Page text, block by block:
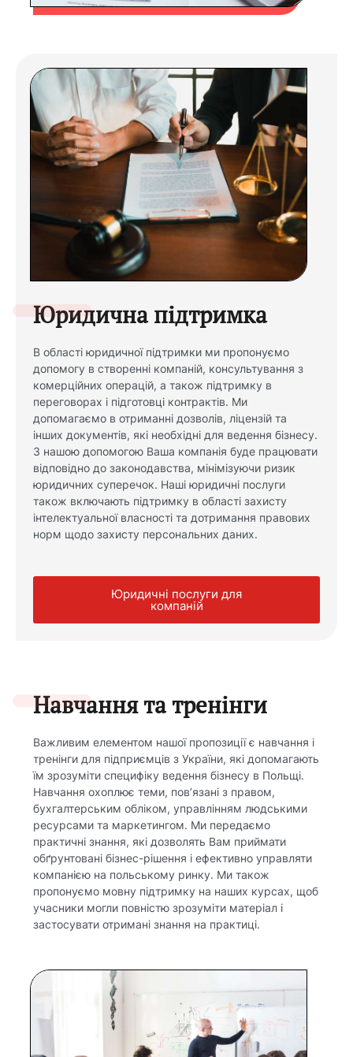
Юридична підтримка
В області юридичної підтримки ми пропонуємо
допомогу в створенні компаній, консультування з
комерційних операцій, а також підтримку в
переговорах і підготовці контрактів. Ми
допомагаємо в отриманні дозволів, ліцензій та
інших документів, які необхідні для ведення бізнесу.
З нашою допомогою Ваша компанія буде працювати
відповідно до законодавства, мінімізуючи ризик
юридичних суперечок. Наші юридичні послуги
також включають підтримку в області захисту
інтелектуальної власності та дотримання правових
норм щодо захисту персональних даних.
Юридичні послуги для
компаній
Навчання та тренінги
Важливим елементом нашої пропозиції є навчання і
тренінги для підприємців з України, які допомагають
їм зрозуміти специфіку ведення бізнесу в Польщі.
Навчання охоплює теми, пов’язані з правом,
бухгалтерським обліком, управлінням людськими
ресурсами та маркетингом. Ми передаємо
практичні знання, які дозволять Вам приймати
обґрунтовані бізнес-рішення і ефективно управляти
компанією на польському ринку. Ми також
пропонуємо мовну підтримку на наших курсах, щоб
учасники могли повністю зрозуміти матеріал і
застосувати отримані знання на практиці.